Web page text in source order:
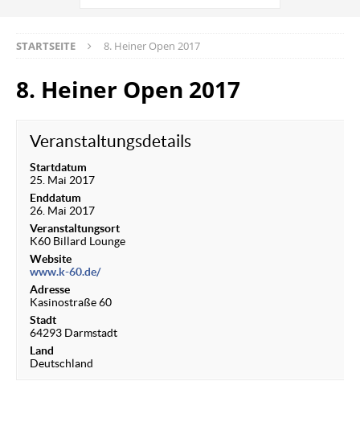
STARTSEITE 8. Heiner Open 2017
8. Heiner Open 2017
Veranstaltungsdetails
Startdatum
25. Mai 2017
Enddatum
26. Mai 2017
Veranstaltungsort
K60 Billard Lounge
Website
www.k-60.de/
Adresse
Kasinostraße 60
Stadt
64293 Darmstadt
Land
Deutschland